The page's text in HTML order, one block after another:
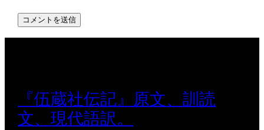
『伍蔵社伝記』原文、訓読
文、現代語訳。